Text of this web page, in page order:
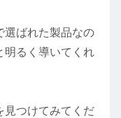
選ばれた製品なの
明るく導いてくれ
見つけてみてくだ